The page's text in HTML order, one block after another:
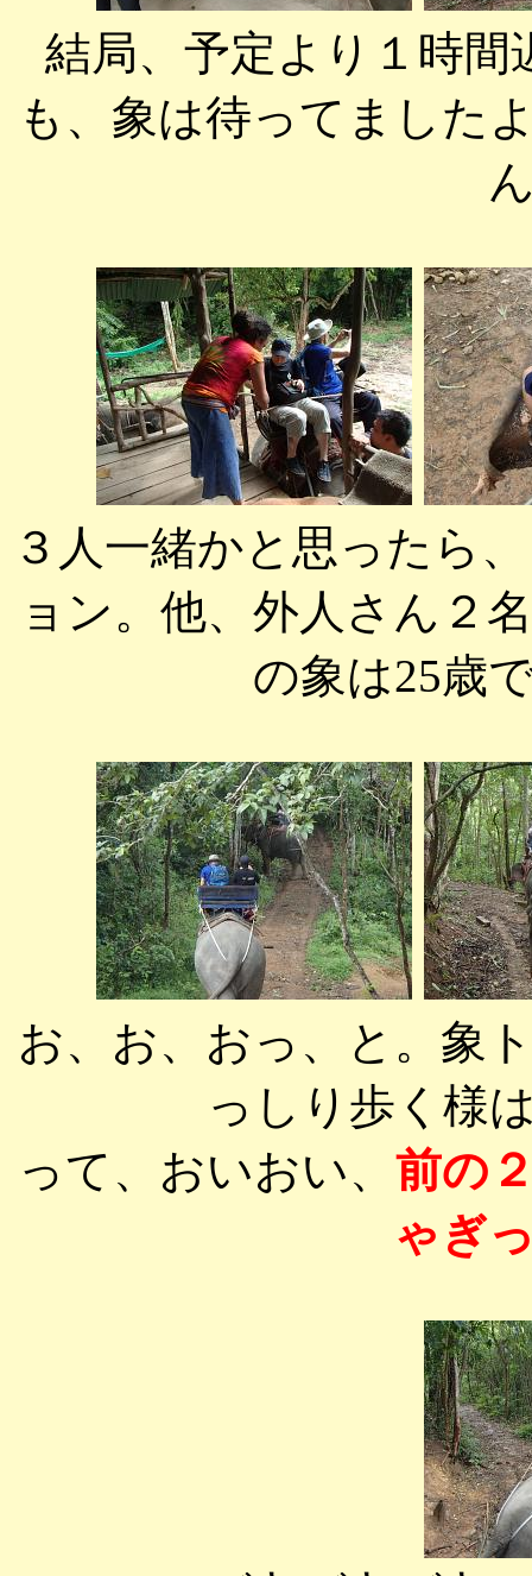
結局、予定より１時
も、象は待ってました
３人一緒かと思ったら
ョン。他、外人さん２
の象は25歳
お、お、おっ、と。象
っしり歩く様
って、おいおい、 前の
ゃぎ